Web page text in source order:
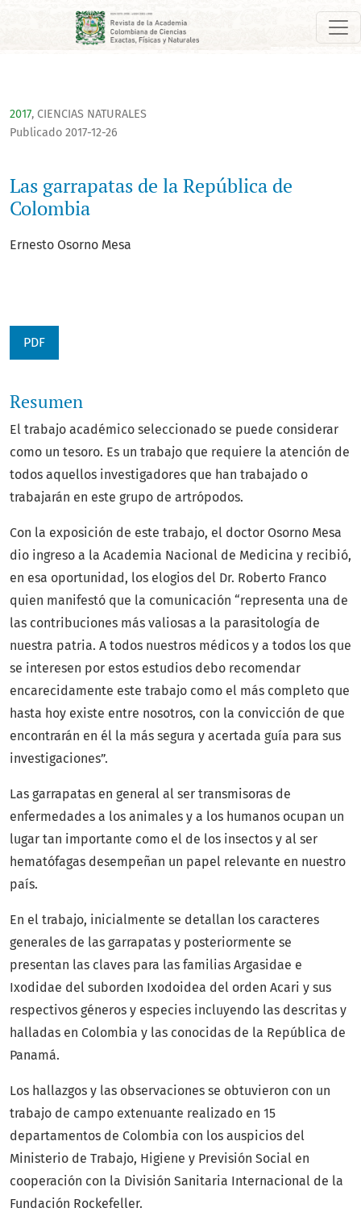
Las garrapatas de la República de Colombia
2017, CIENCIAS NATURALES
Las garrapatas de la República de
Colombia
Publicado 2017-12-26
Ernesto Osorno Mesa
PDF
Resumen
El trabajo académico seleccionado se puede considerar
como un tesoro. Es un trabajo que requiere la atención de
todos aquellos investigadores que han trabajado o
trabajarán en este grupo de artrópodos.
Con la exposición de este trabajo, el doctor Osorno Mesa
dio ingreso a la Academia Nacional de Medicina y recibió,
en esa oportunidad, los elogios del Dr. Roberto Franco
quien manifestó que la comunicación “representa una de
las contribuciones más valiosas a la parasitología de
nuestra patria. A todos nuestros médicos y a todos los que
se interesen por estos estudios debo recomendar
encarecidamente este trabajo como el más completo que
hasta hoy existe entre nosotros, con la convicción de que
encontrarán en él la más segura y acertada guía para sus
investigaciones”.
Las garrapatas en general al ser transmisoras de
enfermedades a los animales y a los humanos ocupan un
lugar tan importante como el de los insectos y al ser
hematófagas desempeñan un papel relevante en nuestro
país.
En el trabajo, inicialmente se detallan los caracteres
generales de las garrapatas y posteriormente se
presentan las claves para las familias Argasidae e
Ixodidae del suborden Ixodoidea del orden Acari y sus
respectivos géneros y especies incluyendo las descritas y
halladas en Colombia y las conocidas de la República de
Panamá.
Los hallazgos y las observaciones se obtuvieron con un
trabajo de campo extenuante realizado en 15
departamentos de Colombia con los auspicios del
Ministerio de Trabajo, Higiene y Previsión Social en
cooperación con la División Sanitaria Internacional de la
Fundación Rockefeller.